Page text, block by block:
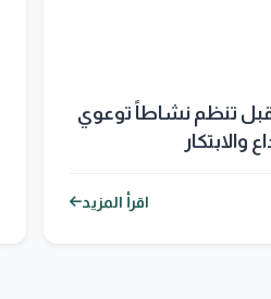
كلية التربية بجامعة المستقبل تنظم نشاطاً توعوي
والابتكار
اقرأ المزيد